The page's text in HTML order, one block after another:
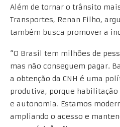
Além de tornar o trânsito
Transportes, Renan Filho,
também busca promover a
“O Brasil tem milhões de
mas não conseguem pagar.
a obtenção da CNH é uma
produtiva, porque
e autonomia. Estamos
ampliando o acesso e